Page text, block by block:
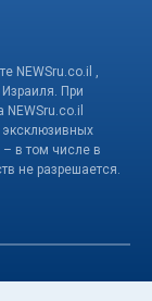
NEWSru.co.il ,
При
эксклюзивных
– в том числе в
не разрешается.